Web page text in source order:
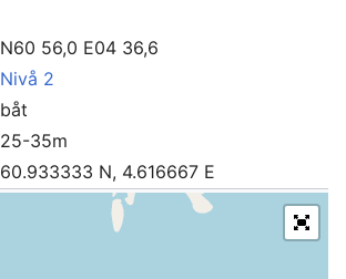
N60 56,0 E04 36,6
Nivå 2
båt
25-35m
60.933333 N, 4.616667 E